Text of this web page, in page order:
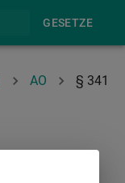
GESETZE
AO § 341